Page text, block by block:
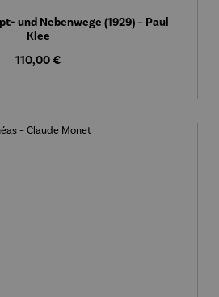
und Nebenwege (1929) – Paul
Klee
Regulärer Preis:
110,00 €